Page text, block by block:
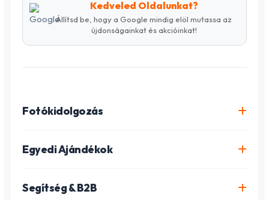
Kedveled Oldalunkat?
Állítsd be, hogy a Google mindig elöl mutassa az
újdonságainkat és akcióinkat!
Fotókidolgozás
Igazolványkép készítés
Egyedi Ajándékok
Segítség & B2B